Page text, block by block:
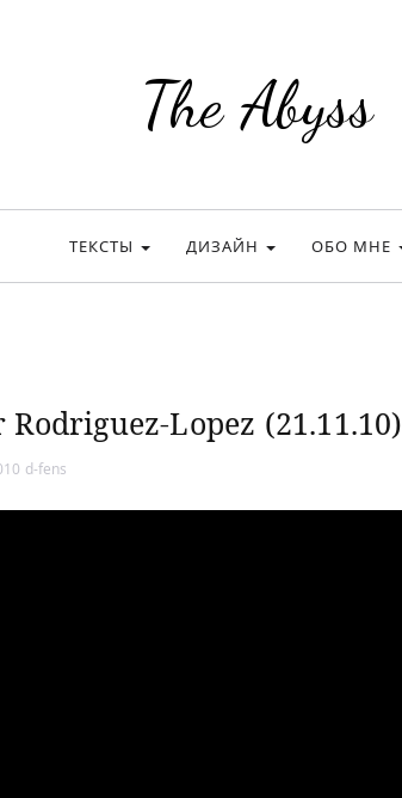
The Abyss
ТЕКСТЫ ДИЗАЙН ОБО МНЕ
Lopez (21.11.10)
d-fens